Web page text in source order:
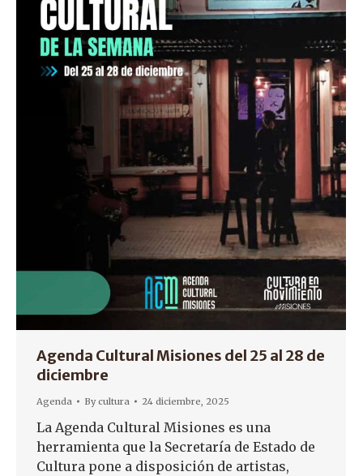
Agenda Cultural Misiones del 25 al 28 de
diciembre
Agenda Bycultura 24 diciembre, 2025
La Agenda Cultural Misiones es una
herramienta que la Secretaría de Estado de
Cultura pone a disposición de artistas,